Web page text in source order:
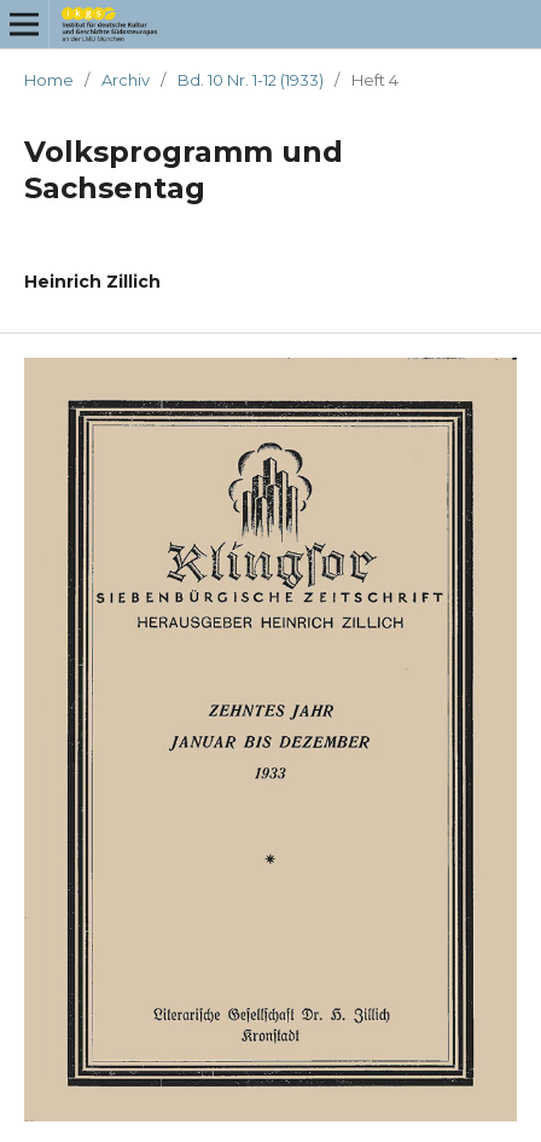
Home / Archiv / Bd. 10 Nr. 1-12 (1933) / Heft 4
Volksprogramm und
Sachsentag
Heinrich Zillich